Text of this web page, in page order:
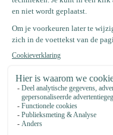
Deze kleur bestaat uit:
Deze kleur bestaat uit:
Productomschrijving
Specificaties